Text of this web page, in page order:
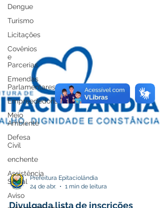
Dengue
Turismo
Licitações
Covênios
e
Parcerias
Emendas
Parlamentares
Empreededorismo
Meio
Ambiente
Defesa
Civil
enchente
Assistência
Social
Aviso